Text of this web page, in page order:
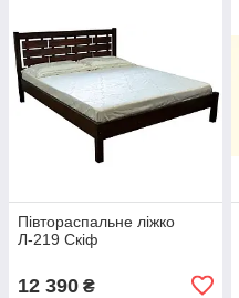
Півтораспальне ліжко
Л-219 Скіф
12 390 ₴